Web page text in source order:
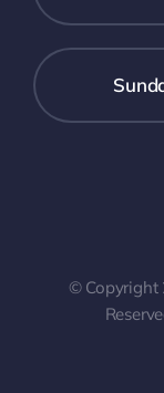
© Copyright